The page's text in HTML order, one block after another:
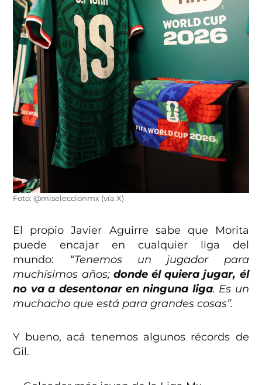
Foto: @miseleccionmx (vía X)
El propio Javier Aguirre sabe que Morita
puede encajar en cualquier liga del
mundo:
“Tenemos un jugador para
muchísimos años; donde él quiera jugar, él
no va a desentonar en ninguna liga. Es un
muchacho que está para grandes cosas”.
Y bueno, acá tenemos algunos récords de
Gil.